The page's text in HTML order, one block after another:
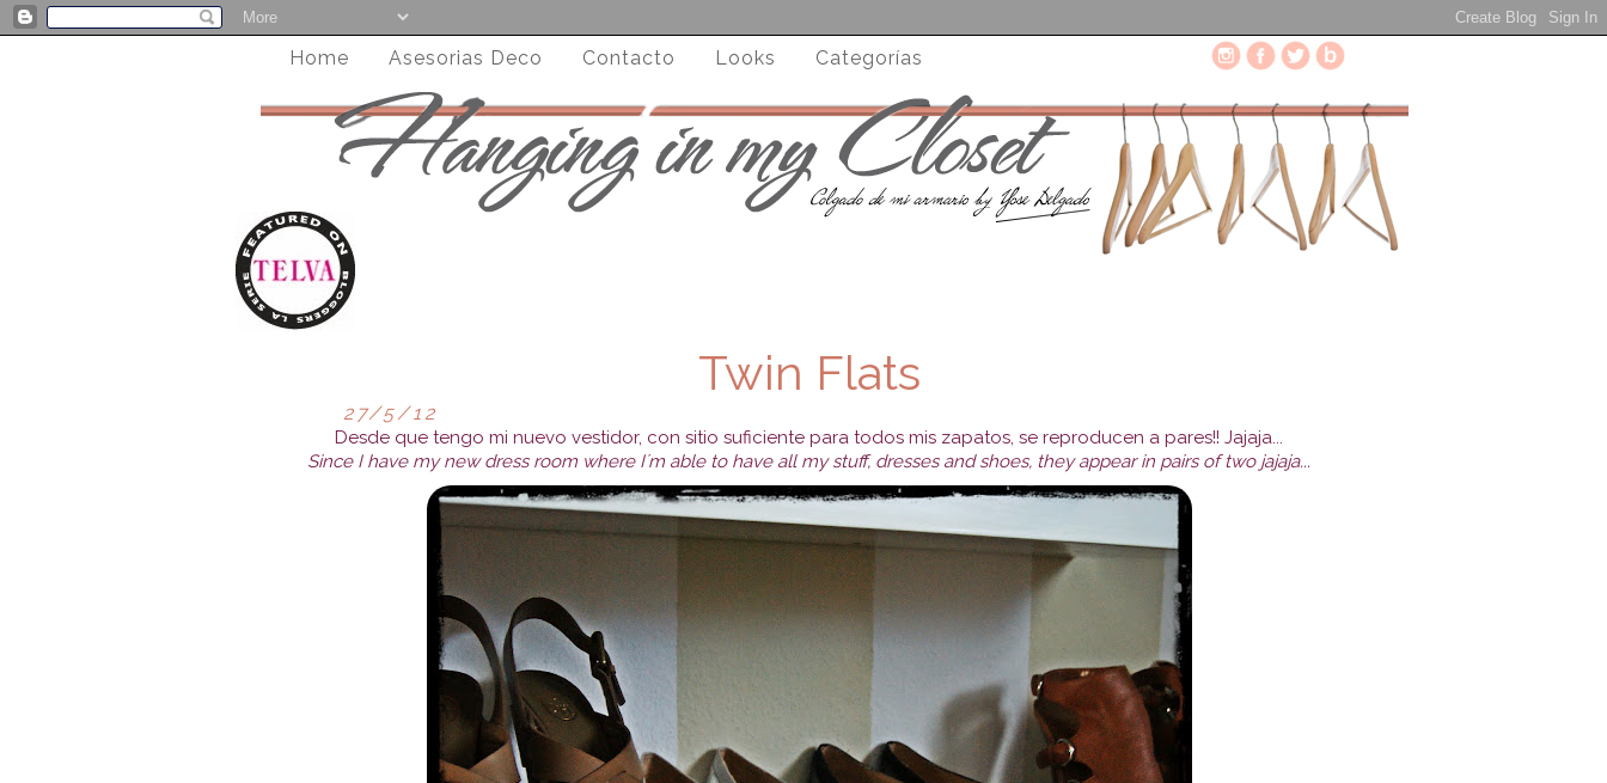
Home Asesorias Deco Contacto Looks Categorías
27/5/12
Twin Flats
Desde que tengo mi nuevo vestidor, con sitio suficiente para todos mis zapatos, se reproducen a pares!! Jajaja...
Since I have my new dress room where I´m able to have all my stuff, dresses and shoes, they appear in pairs of two jajaja...